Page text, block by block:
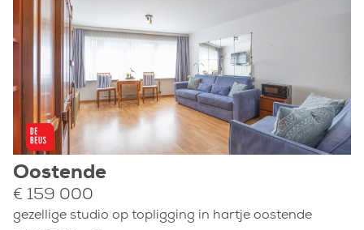
Oostende
€ 159 000
gezellige studio op topligging in hartje oostende